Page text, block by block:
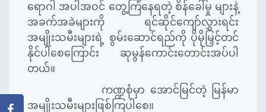
ရောဂါ အပါအဝင် တွေ့ကြံနေရတဲ့ စိန်ခေါ်မှု များနဲ့
အခက်အခဲများကို ရင်ဆိုင်ကျော်လွှားရင်း
အမျိုးသမီးများရဲ့ စွမ်းဆောင်ရည်ကို ပိုမိုမြှင့်တင်
နိုင်ပါစေကြောင်း ဆုမွန်ကောင်းတောင်းအပ်ပါ
တယ်။
ကဏ္ဍစုံမှာ အောင်မြင်တဲ့ မြန်မာ
အမျိုးသမီးများဖြစ်ကြပါစေ။